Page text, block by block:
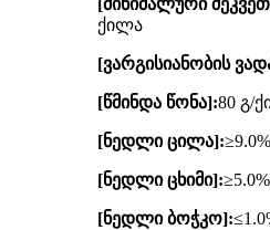
ქილა
[ვარგისიანობის
[წმინდა წონა]:80 გ/
[ნედლი ცილა]:≥9.0%
[ნედლი ცხიმი]:≥5.0%
[ნედლი ბოჭკო]: